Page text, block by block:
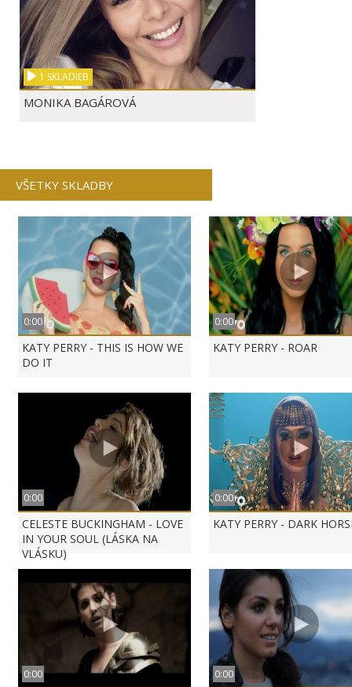
1 SKLADIEB
MONIKA BAGÁROVÁ
VŠETKY SKLADBY
0:00
KATY PERRY - THIS IS HOW WE
DO IT
0:00
KATY PERRY - ROAR
0:00
CELESTE BUCKINGHAM - LOVE
IN YOUR SOUL (LÁSKA NA
VLÁSKU)
0:00
KATY PERRY - DARK
0:00 0:00